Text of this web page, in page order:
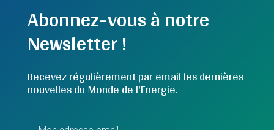
Abonnez-vous à notre
Newsletter !
Recevez régulièrement par email les dernières
nouvelles du Monde de l'Energie.